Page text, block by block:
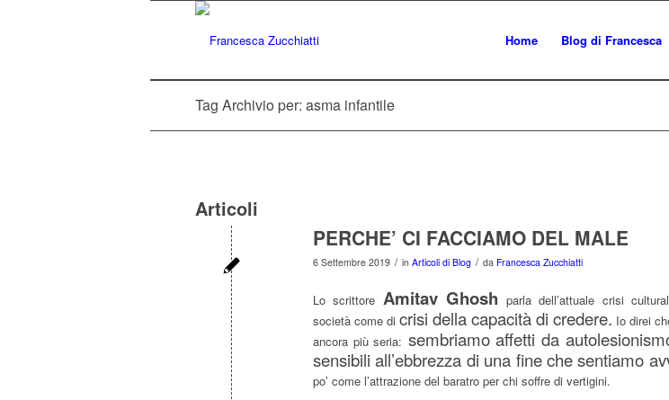
Home Blog di Francesca
Tag Archivio per: asma infantile
Articoli
PERCHE’ CI FACCIAMO DEL MALE
6 Settembre 2019 / in Articoli di Blog / da Francesca Zucchiatti
Lo scrittore Amitav Ghosh parla dell’attuale crisi
società come dicrisi della capacità di credere. Io direi
ancora più seria: sembriamo affetti da
sensibili all’ebbrezza di una fine che sentiamo
po’ come l’attrazione del baratro per chi soffre di vertigini.